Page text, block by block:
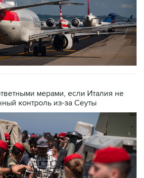
мерами, если Италия не
контроль из-за Сеуты